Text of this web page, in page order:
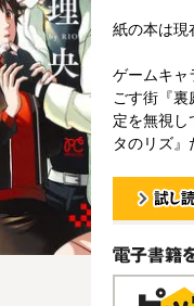
紙の本は現
ゲームキャ
ごす街『
定を無視し
タのリズ
電子書籍で購